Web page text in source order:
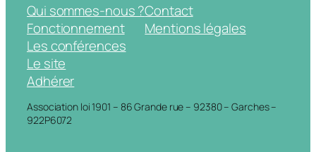
Qui sommes-nous ?
Fonctionnement
Les conférences
Le site
Adhérer
Contact
Mentions légales
Association loi 1901 – 86 Grande rue – 92380 – Garches –
922P6072